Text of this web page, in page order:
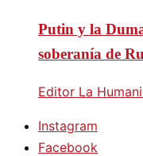
Putin y la
soberanía de
Editor La
Instagram
Facebook